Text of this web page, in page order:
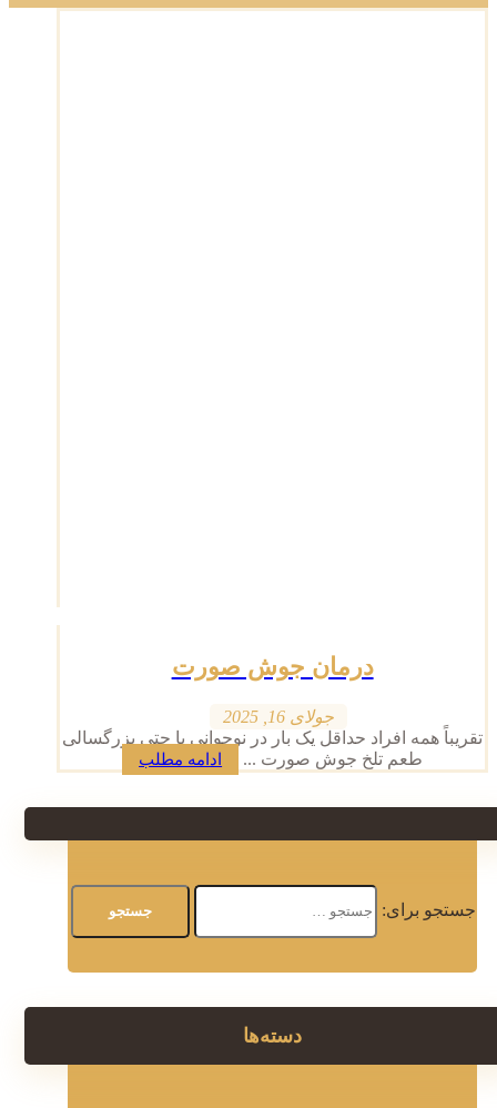
درمان جوش صورت
جولای 16, 2025
تقریباً همه افراد حداقل یک بار در نوجوانی یا حتی بزرگسالی
طعم تلخ جوش صورت ...
ادامه مطلب
جستجو برای:
دسته‌ها